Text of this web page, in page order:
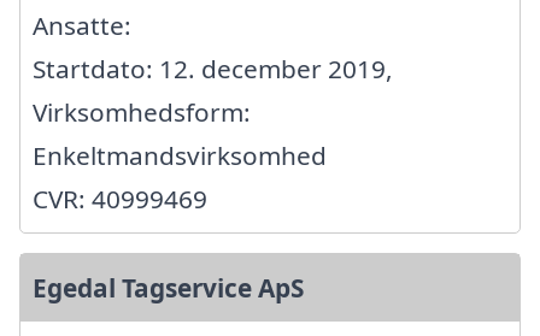
Ansatte:
Startdato: 12. december 2019,
Virksomhedsform:
Enkeltmandsvirksomhed
CVR: 40999469
Egedal Tagservice ApS